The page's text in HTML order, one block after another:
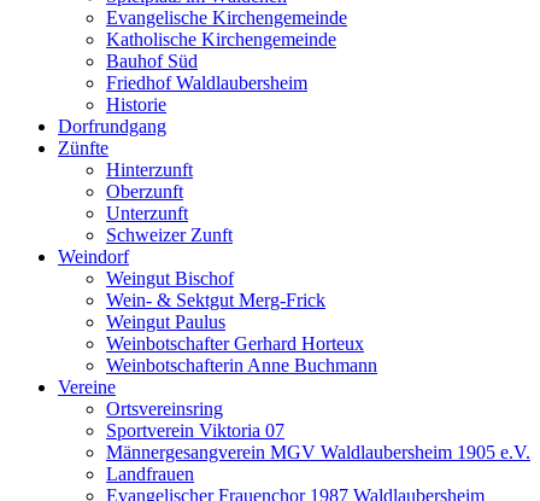
Evangelische Kirchengemeinde
Katholische Kirchengemeinde
Bauhof Süd
Friedhof Waldlaubersheim
Historie
Dorfrundgang
Zünfte
Hinterzunft
Oberzunft
Unterzunft
Schweizer Zunft
Weindorf
Weingut Bischof
Wein- & Sektgut Merg-Frick
Weingut Paulus
Weinbotschafter Gerhard Horteux
Weinbotschafterin Anne Buchmann
Vereine
Ortsvereinsring
Sportverein Viktoria 07
Männergesangverein MGV Waldlaubersheim 1905 e.V.
Landfrauen
Evangelischer Frauenchor 1987 Waldlaubersheim